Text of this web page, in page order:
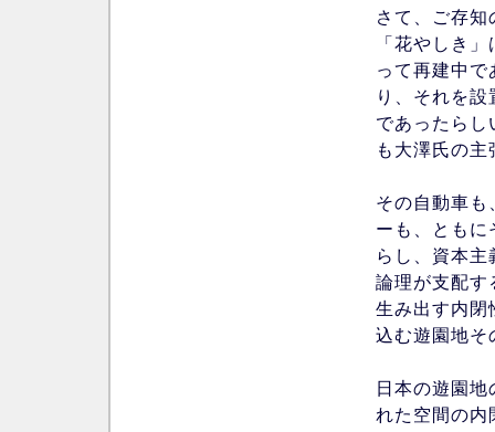
さて、ご存
「花やしき
って再建中
り、それを
であったらし
も大澤氏の
その自動車も
ーも、ともに
らし、資本
論理が支配す
生み出す内閉
込む遊園地そ
日本の遊園
れた空間の内